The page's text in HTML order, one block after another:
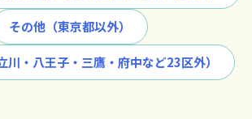
その他（東京都以外）
川・八王子・三鷹・府中など23区外）